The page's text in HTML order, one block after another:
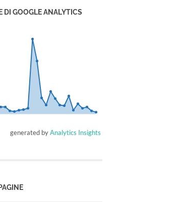
DI GOOGLE ANALYTICS
generated byAnalytics Insights